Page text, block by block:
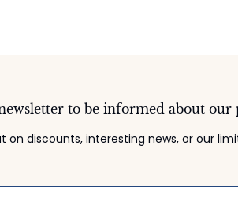
to be informed about our
on discounts, interesting news, or our